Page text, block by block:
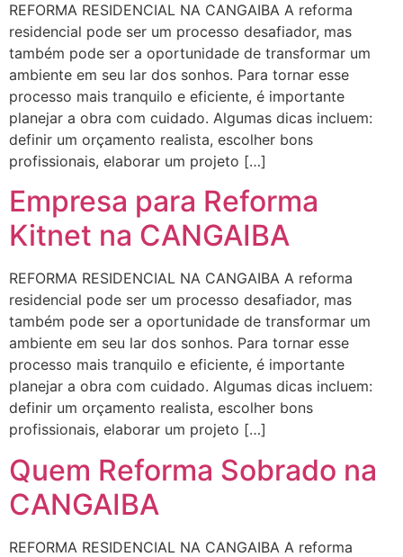
REFORMA RESIDENCIAL NA CANGAIBA A reforma
residencial pode ser um processo desafiador, mas
também pode ser a oportunidade de transformar um
ambiente em seu lar dos sonhos. Para tornar esse
processo mais tranquilo e eficiente, é importante
planejar a obra com cuidado. Algumas dicas incluem:
definir um orçamento realista, escolher bons
profissionais, elaborar um projeto […]
Empresa para Reforma
Kitnet na CANGAIBA
REFORMA RESIDENCIAL NA CANGAIBA A reforma
residencial pode ser um processo desafiador, mas
também pode ser a oportunidade de transformar um
ambiente em seu lar dos sonhos. Para tornar esse
processo mais tranquilo e eficiente, é importante
planejar a obra com cuidado. Algumas dicas incluem:
definir um orçamento realista, escolher bons
profissionais, elaborar um projeto […]
Quem Reforma Sobrado na
CANGAIBA
REFORMA RESIDENCIAL NA CANGAIBA A reforma